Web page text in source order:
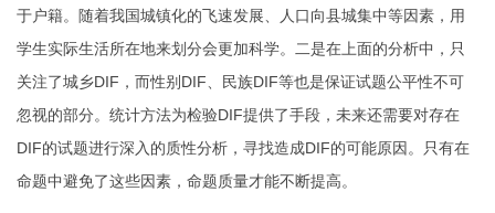
于户籍。随着我国城镇化的飞速发展、人口向县城集中等因素，用
学生实际生活所在地来划分会更加科学。二是在上面的分析中，只
关注了城乡DIF ，而性别DIF 、民族DIF等也是保证试题公平性不可
忽视的部分。统计方法为检验DIF提供了手段，未来还需要对存在
DIF的试题进行深入的质性分析，寻找造成DIF的可能原因。只有在
命题中避免了这些因素，命题质量才能不断提高。